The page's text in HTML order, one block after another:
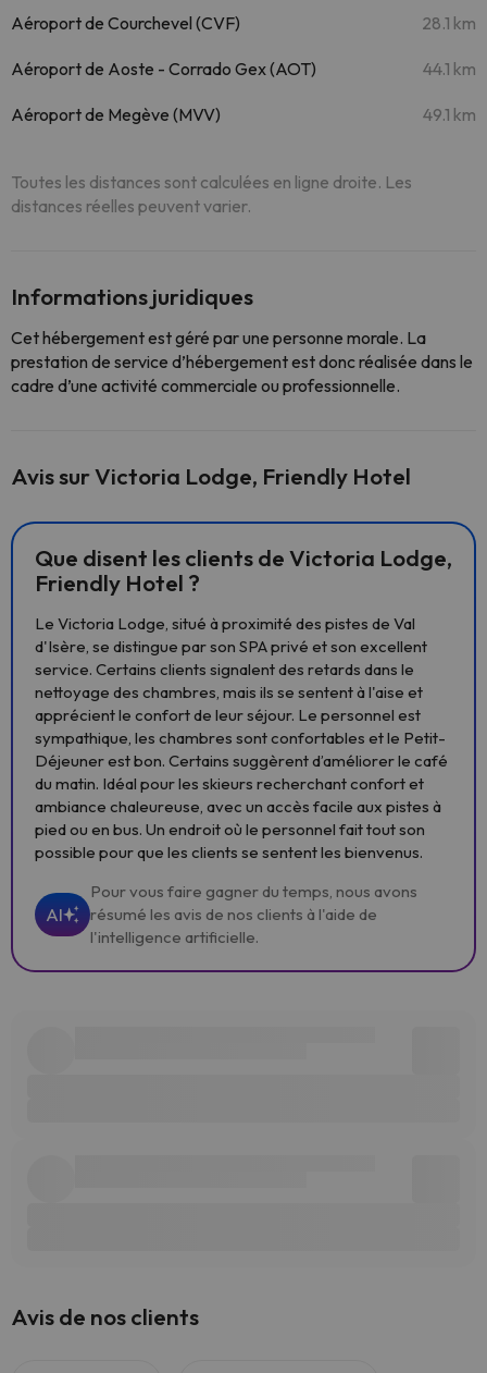
Aéroport de Courchevel (CVF) 28.1 km
Aéroport de Aoste - Corrado Gex (AOT) 44.1 km
Aéroport de Megève (MVV) 49.1 km
Toutes les distances sont calculées en ligne droite. Les
distances réelles peuvent varier.
Informations juridiques
Cet hébergement est géré par une personne morale. La
prestation de service d’hébergement est donc réalisée dans le
cadre d’une activité commerciale ou professionnelle.
Avis sur Victoria Lodge, Friendly Hotel
Que disent les clients de Victoria Lodge,
Friendly Hotel ?
Le Victoria Lodge, situé à proximité des pistes de Val
d'Isère, se distingue par son SPA privé et son excellent
service. Certains clients signalent des retards dans le
nettoyage des chambres, mais ils se sentent à l'aise et
apprécient le confort de leur séjour. Le personnel est
sympathique, les chambres sont confortables et le Petit-
Déjeuner est bon. Certains suggèrent d’améliorer le café
du matin. Idéal pour les skieurs recherchant confort et
ambiance chaleureuse, avec un accès facile aux pistes à
pied ou en bus. Un endroit où le personnel fait tout son
possible pour que les clients se sentent les bienvenus.
AI
Pour vous faire gagner du temps, nous avons
résumé les avis de nos clients à l'aide de
l'intelligence artificielle.
Avis de nos clients